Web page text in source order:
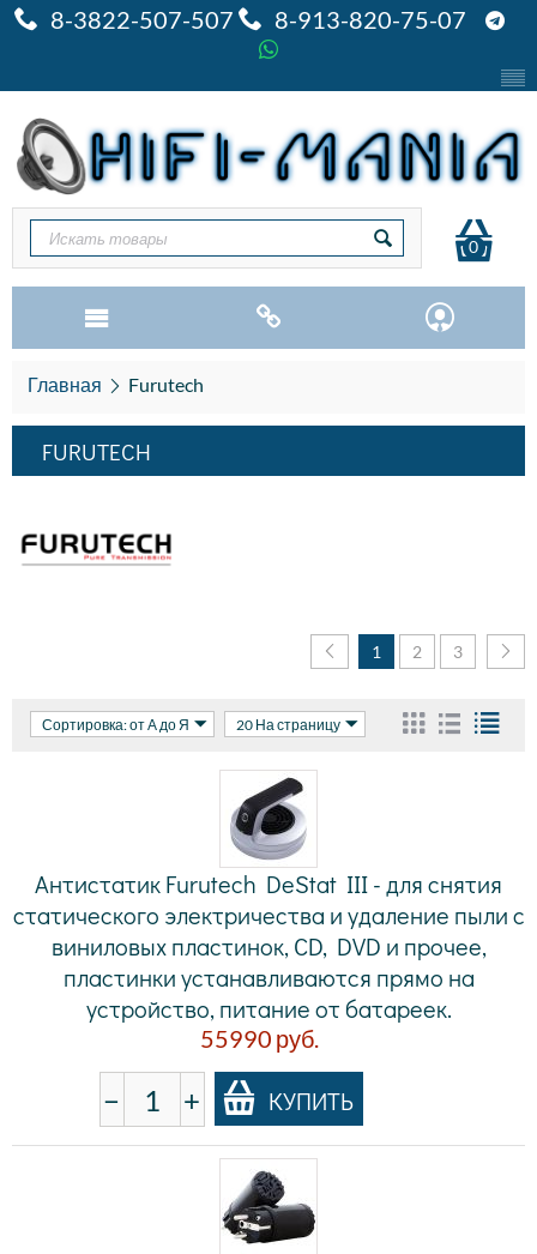
8-3822-507-507 8-913-820-75-07
0
Главная Furutech
FURUTECH
1 2 3
Сортировка: от А до Я 20 На страницу
Антистатик Furutech DeStat III - для снятия
статического электричества и удаление пыли с
виниловых пластинок, CD, DVD и прочее,
пластинки устанавливаются прямо на
устройство, питание от батареек.
55990 руб.
− + КУПИТЬ